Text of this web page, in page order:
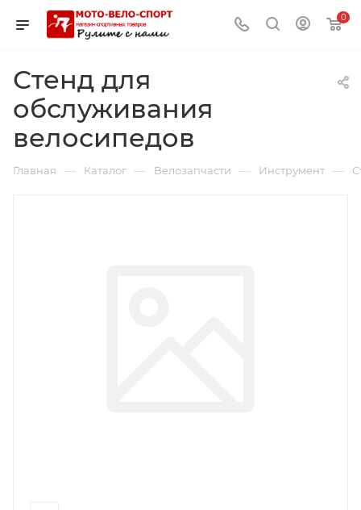
0
Стенд для
обслуживания
велосипедов
Главная — Каталог — Велозапчасти — Инструмент —